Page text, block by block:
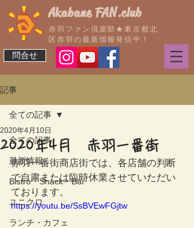
問合せ
Akabane FAN.club
赤羽ファン倶楽部★東京都北
区赤羽の最新情報発信中！
記事
全ての記事
最新情報
Bistro・Snack・Bar
ユニクロ
ランチ・カフェ
全ての記事
2020年4月 赤羽一番街
2020年4月10日
赤羽一番街商店街では、各店舗の判断
で自粛または臨時休業させていただい
ております。
https://youtu.be/SsBVEwFGjtw